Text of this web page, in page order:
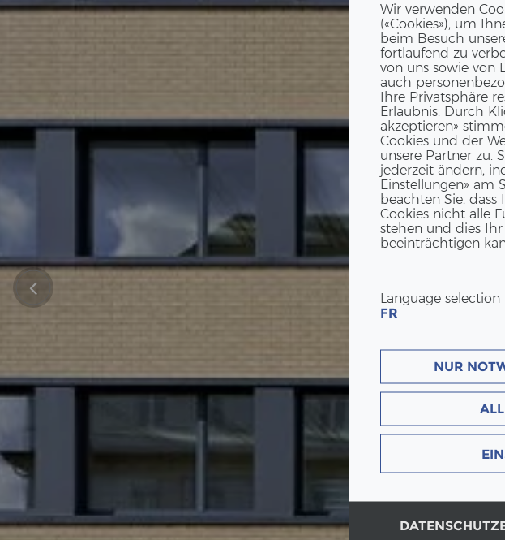
Wir verwenden
(«Cookies»), um
beim Besuch
fortlaufend zu
von uns sowie von
auch
Ihre Privatsphäre
Erlaubnis. Durch
akzeptieren»
Cookies und der
unsere Partner zu.
jederzeit ändern,
Einstellungen» am
beachten Sie,
Cookies nicht alle
stehen und dies
beeinträchtigen
Language selection
FR
NUR